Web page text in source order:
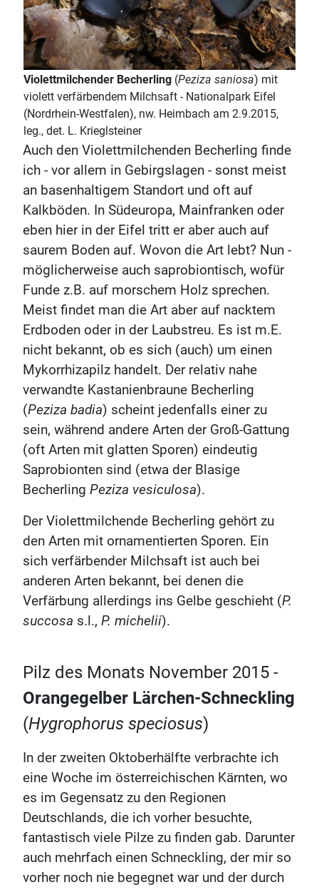
Violettmilchender Becherling (Peziza saniosa) mit
violett verfärbendem Milchsaft - Nationalpark Eifel
(Nordrhein-Westfalen), nw. Heimbach am 2.9.2015,
leg., det. L. Krieglsteiner
Auch den Violettmilchenden Becherling finde
ich - vor allem in Gebirgslagen - sonst meist
an basenhaltigem Standort und oft auf
Kalkböden. In Südeuropa, Mainfranken oder
eben hier in der Eifel tritt er aber auch auf
saurem Boden auf. Wovon die Art lebt? Nun -
möglicherweise auch saprobiontisch, wofür
Funde z.B. auf morschem Holz sprechen.
Meist findet man die Art aber auf nacktem
Erdboden oder in der Laubstreu. Es ist m.E.
nicht bekannt, ob es sich (auch) um einen
Mykorrhizapilz handelt. Der relativ nahe
verwandte Kastanienbraune Becherling
(Peziza badia) scheint jedenfalls einer zu
sein, während andere Arten der Groß-Gattung
(oft Arten mit glatten Sporen) eindeutig
Saprobionten sind (etwa der Blasige
Becherling Peziza vesiculosa).
Der Violettmilchende Becherling gehört zu
den Arten mit ornamentierten Sporen. Ein
sich verfärbender Milchsaft ist auch bei
anderen Arten bekannt, bei denen die
Verfärbung allerdings ins Gelbe geschieht (P.
succosa s.l., P. michelii).
Pilz des Monats November 2015 -
Orangegelber Lärchen-Schneckling
(Hygrophorus speciosus)
In der zweiten Oktoberhälfte verbrachte ich
eine Woche im österreichischen Kärnten, wo
es im Gegensatz zu den Regionen
Deutschlands, die ich vorher besuchte,
fantastisch viele Pilze zu finden gab. Darunter
auch mehrfach einen Schneckling, der mir so
vorher noch nie begegnet war und der durch